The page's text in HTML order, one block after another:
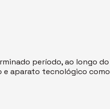
período, ao longo do
e aparato tecnológico como